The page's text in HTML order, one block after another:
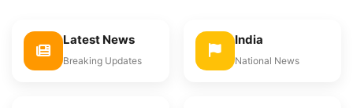
Latest News
Breaking Updates
India
National News